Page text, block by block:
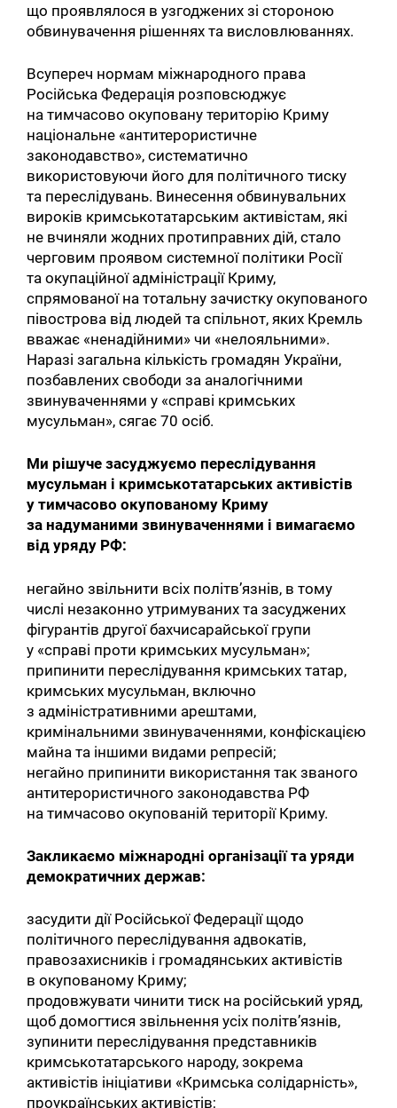
що проявлялося в узгоджених зі стороною
обвинувачення рішеннях та висловлюваннях.
Всупереч нормам міжнародного права
Російська Федерація розповсюджує
на тимчасово окуповану територію Криму
національне «антитерористичне
законодавство», систематично
використовуючи його для політичного тиску
та переслідувань. Винесення обвинувальних
вироків кримськотатарським активістам, які
не вчиняли жодних протиправних дій, стало
черговим проявом системної політики Росії
та окупаційної адміністрації Криму,
спрямованої на тотальну зачистку окупованого
півострова від людей та спільнот, яких Кремль
вважає «ненадійними» чи «нелояльними».
Наразі загальна кількість громадян України,
позбавлених свободи за аналогічними
звинуваченнями у «справі кримських
мусульман», сягає 70 осіб.
Ми рішуче засуджуємо переслідування
мусульман і кримськотатарських активістів
у тимчасово окупованому Криму
за надуманими звинуваченнями і вимагаємо
від уряду РФ:
негайно звільнити всіх політв’язнів, в тому
числі незаконно утримуваних та засуджених
фігурантів другої бахчисарайської групи
у «справі проти кримських мусульман»;
припинити переслідування кримських татар,
кримських мусульман, включно
з адміністративними арештами,
кримінальними звинуваченнями, конфіскацією
майна та іншими видами репресій;
негайно припинити використання так званого
антитерористичного законодавства РФ
на тимчасово окупованій території Криму.
Закликаємо міжнародні організації та уряди
демократичних держав:
засудити дії Російської Федерації щодо
політичного переслідування адвокатів,
правозахисників і громадянських активістів
в окупованому Криму;
продовжувати чинити тиск на російський уряд,
щоб домогтися звільнення усіх політв’язнів,
зупинити переслідування представників
кримськотатарського народу, зокрема
активістів ініціативи «Кримська солідарність»,
проукраїнських активістів;